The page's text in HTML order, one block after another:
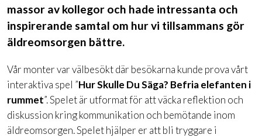
massor av kollegor och hade intressanta och
inspirerande samtal om hur vi tillsammans gör
äldreomsorgen bättre.
Vår monter var välbesökt där besökarna kunde prova vårt
interaktiva spel ”Hur Skulle Du Säga? Befria elefanten i
rummet”. Spelet är utformat för att väcka reflektion och
diskussion kring kommunikation och bemötande inom
äldreomsorgen. Spelet hjälper er att bli tryggare i